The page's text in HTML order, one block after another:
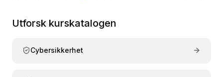
Utforsk kurskatalogen
Cybersikkerhet